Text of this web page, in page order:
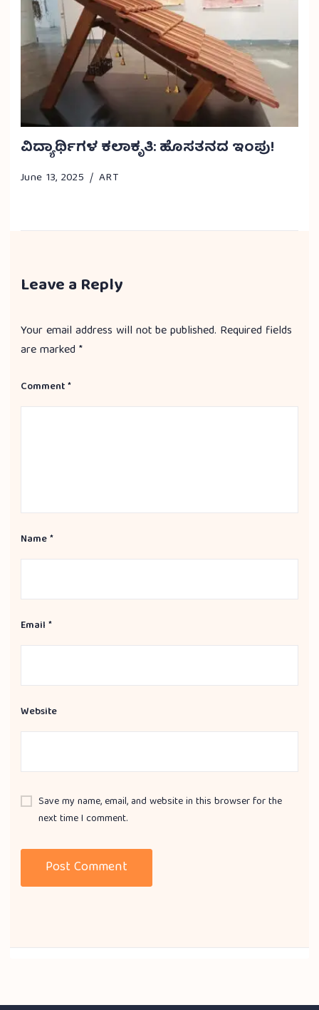
ವಿದ್ಯಾರ್ಥಿಗಳ ಕಲಾಕೃತಿ: ಹೊಸತನದ ಇಂಪು!
June 13, 2025 ART
Leave a Reply
Your email address will not be published. Required fields
are marked *
Comment*
Name*
Email *
Website
Save my name, email, and website in this browser for the
next time I comment.